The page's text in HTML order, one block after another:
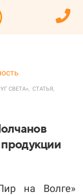
СВЕТА», СТАТЬЯ,
на Волге»